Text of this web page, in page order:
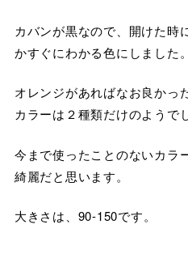
カバンが黒なので、開けた時
かすぐにわかる色にしました。
オレンジがあればなお良かっ
カラーは２種類だけのようで
今まで使ったことのないカラ
綺麗だと思います。
大きさは、90-150です。